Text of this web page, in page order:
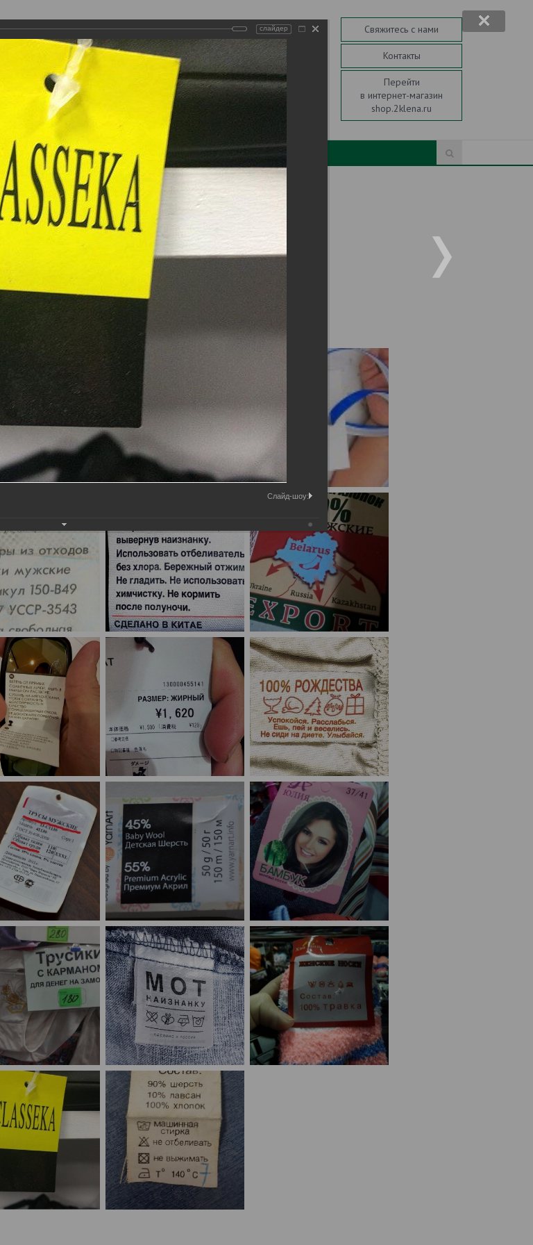
8 495660-79-02
8 495660-79-02
г. Москва, пр-т Андропова, д. 38, кор. 3
офис продаж 332; интернет-магазин 116
E-mail:
mail@2klena.ru
Свяжитесь с нами
Контакты
Перейти
в интернет-магазин
shop.2klena.ru
Блог - полезная информация Контакты Интернет-магазин
тканевые и бумажные этикетки, ярлыки и бирки
искусства".
слайдер
Слайд-шоу: